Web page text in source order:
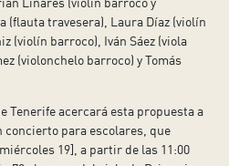
(flauta travesera), Laura Díaz (violín
(violín barroco), Iván Sáez (viola
(violonchelo barroco) y Tomás
Tenerife acercará esta propuesta a
concierto para escolares, que
19], a partir de las 11:00